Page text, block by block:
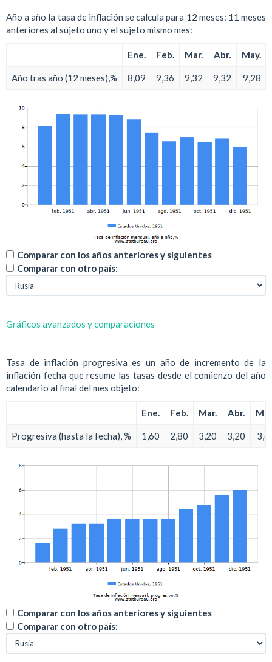
Año a año la tasa de inflación se calcula para 12 meses: 11 meses
anteriores al sujeto uno y el sujeto mismo mes:
Ene. Feb. Mar. Abr. May.
Año tras año (12 meses),% 8,09 9,36 9,32 9,32 9,28
Comparar con los años anteriores y siguientes
Comparar con otro país:
Gráficos avanzados y comparaciones
Tasa de inflación progresiva es un año de incremento de la
inflación fecha que resume las tasas desde el comienzo del año
calendario al final del mes objeto:
Ene. Feb. Mar. Abr.
Progresiva (hasta la fecha), % 1,60 2,80 3,20 3,20
Comparar con los años anteriores y siguientes
Comparar con otro país: